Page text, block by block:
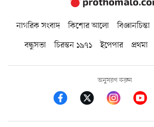
নাগরিক সংবাদ কিশোর আলো বিজ্ঞানচিন্তা
বন্ধুসভা
চিরন্তন ১৯৭১ ইপেপার প্রথমা
অনুসরণ করুন